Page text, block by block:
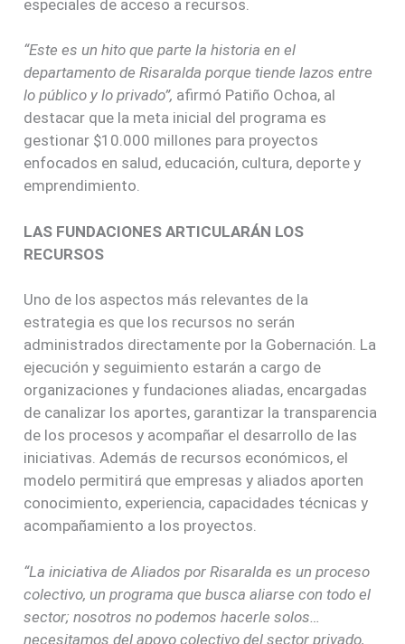
especiales de acceso a recursos.
“Este es un hito que parte la historia en el
departamento de Risaralda porque tiende lazos entre
lo público y lo privado”, afirmó Patiño Ochoa, al
destacar que la meta inicial del programa es
gestionar $10.000 millones para proyectos
enfocados en salud, educación, cultura, deporte y
emprendimiento.
LAS FUNDACIONES ARTICULARÁN LOS
RECURSOS
Uno de los aspectos más relevantes de la
estrategia es que los recursos no serán
administrados directamente por la Gobernación. La
ejecución y seguimiento estarán a cargo de
organizaciones y fundaciones aliadas, encargadas
de canalizar los aportes, garantizar la transparencia
de los procesos y acompañar el desarrollo de las
iniciativas. Además de recursos económicos, el
modelo permitirá que empresas y aliados aporten
conocimiento, experiencia, capacidades técnicas y
acompañamiento a los proyectos.
“La iniciativa de Aliados por Risaralda es un proceso
colectivo, un programa que busca aliarse con todo el
sector; nosotros no podemos hacerle solos…
necesitamos del apoyo colectivo del sector privado,